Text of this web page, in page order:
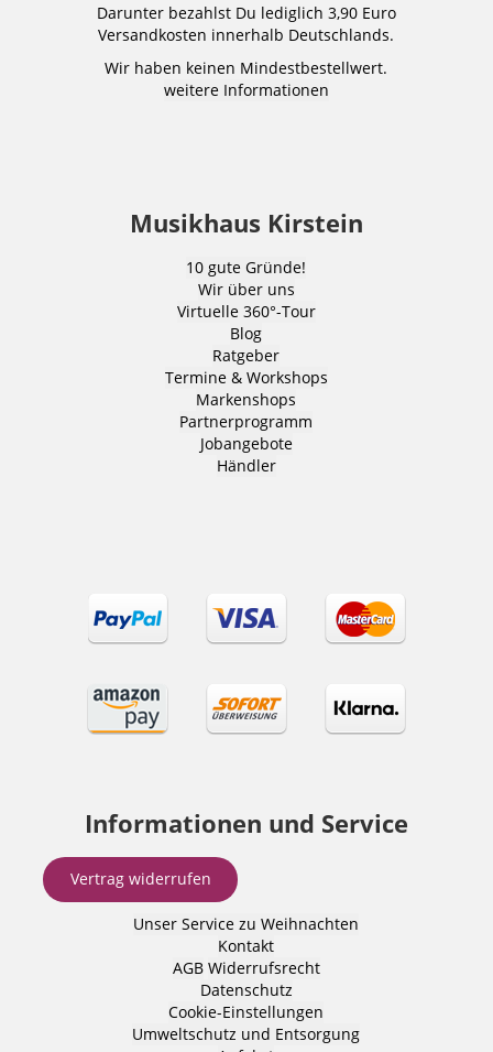
Darunter bezahlst Du lediglich 3,90 Euro
Versandkosten innerhalb Deutschlands.
Wir haben keinen Mindestbestellwert.
weitere Informationen
Musikhaus Kirstein
10 gute Gründe!
Wir über uns
Virtuelle 360°-Tour
Blog
Ratgeber
Termine & Workshops
Markenshops
Partnerprogramm
Jobangebote
Händler
Informationen und Service
Vertrag widerrufen
Unser Service zu Weihnachten
Kontakt
AGB Widerrufsrecht
Datenschutz
Cookie-Einstellungen
Umweltschutz und Entsorgung